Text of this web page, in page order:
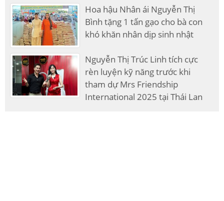
Hoa hậu Nhân ái Nguyễn Thị
Bình tặng 1 tấn gạo cho bà con
khó khăn nhân dịp sinh nhật
Nguyễn Thị Trúc Linh tích cực
rèn luyện kỹ năng trước khi
tham dự Mrs Friendship
International 2025 tại Thái Lan